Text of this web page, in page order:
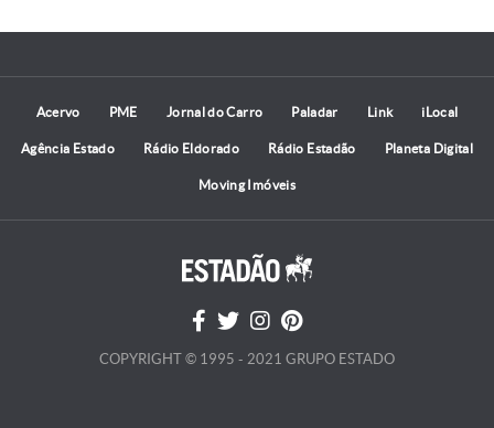
Acervo PME Jornal do Carro Paladar Link iLocal
Agência Estado Rádio Eldorado Rádio Estadão Planeta Digital
Moving Imóveis
COPYRIGHT © 1995 - 2021 GRUPO ESTADO